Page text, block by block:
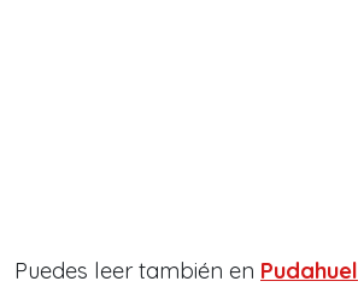
Puedes leer también en Pudahuel